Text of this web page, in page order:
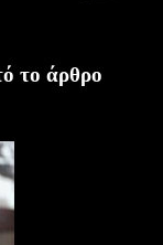
το άρθρο